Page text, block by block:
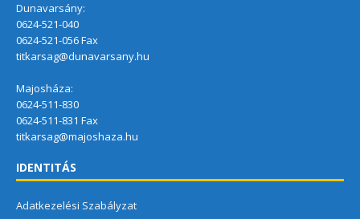
Dunavarsány:
0624-521-040
0624-521-056 Fax
titkarsag@dunavarsany.hu
Majosháza:
0624-511-830
0624-511-831 Fax
titkarsag@majoshaza.hu
IDENTITÁS
Adatkezelési Szabályzat